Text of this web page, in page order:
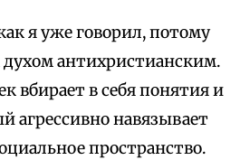
я уже говорил, потому
духом антихристианским.
вбирает в себя понятия и
агрессивно навязывает
пространство.